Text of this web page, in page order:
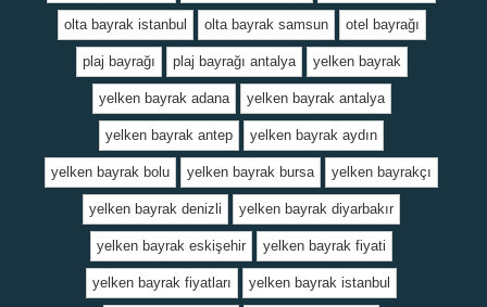
olta bayrak istanbul olta bayrak samsun otel bayrağı
plaj bayrağı plaj bayrağı antalya yelken bayrak
yelken bayrak adana yelken bayrak antalya
yelken bayrak antep yelken bayrak aydın
yelken bayrak bolu yelken bayrak bursa yelken bayrakçı
yelken bayrak denizli yelken bayrak diyarbakır
yelken bayrak eskişehir yelken bayrak fiyati
yelken bayrak fiyatları yelken bayrak istanbul